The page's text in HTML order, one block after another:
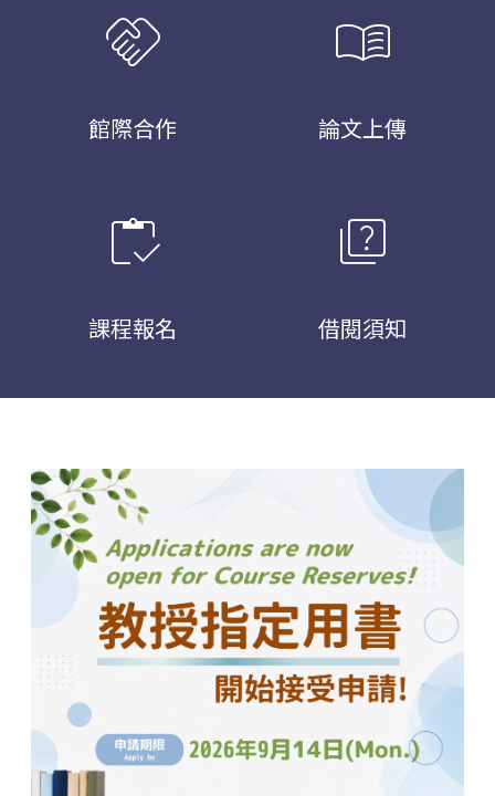
handshake
館際合作
menu_book
論文上傳
inventory
課程報名
quiz
借閱須知